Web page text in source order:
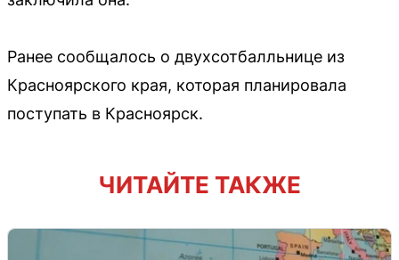
Ранее сообщалось о двухсотбалльнице из
Красноярского края, которая планировала
поступать в Красноярск.
ЧИТАЙТЕ ТАКЖЕ